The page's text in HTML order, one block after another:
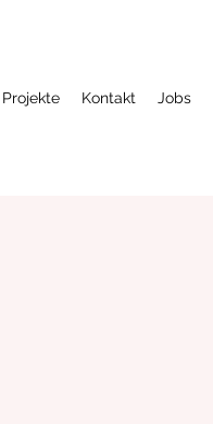
Projekte Kontakt Jobs